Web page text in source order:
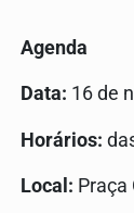
Agenda
Data: 16 de
Horários:
Local: Praça